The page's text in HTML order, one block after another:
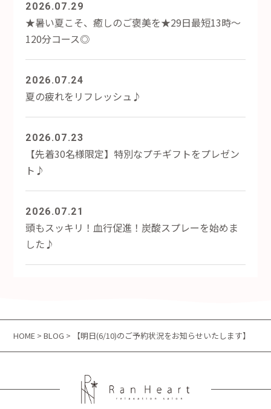
2026.07.29
★暑い夏こそ、癒しのご褒美を★29日最短13時～
120分コース◎
2026.07.24
夏の疲れをリフレッシュ♪
2026.07.23
【先着30名様限定】特別なプチギフトをプレゼン
ト♪
2026.07.21
頭もスッキリ！血行促進！炭酸スプレーを始めま
した♪
HOME >BLOG > 【明日(6/10)のご予約状況をお知らせいたします】